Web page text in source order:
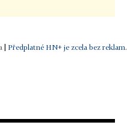
| Předplatné HN+ je zcela bez reklam.